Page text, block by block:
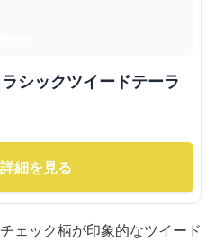
シックツイードテーラ
細を見る
ェック柄が印象的なツイード